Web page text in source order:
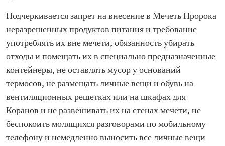
Подчеркивается запрет на внесение в Мечеть Пророка
неразрешенных продуктов питания и требование
употреблять их вне мечети, обязанность убирать
отходы и помещать их в специально предназначенные
контейнеры, не оставлять мусор у оснований
термосов, не размещать личные вещи и обувь на
вентиляционных решетках или на шкафах для
Коранов и не развешивать их на стенах мечети, не
беспокоить молящихся разговорами по мобильному
телефону и немедленно выносить все личные вещи